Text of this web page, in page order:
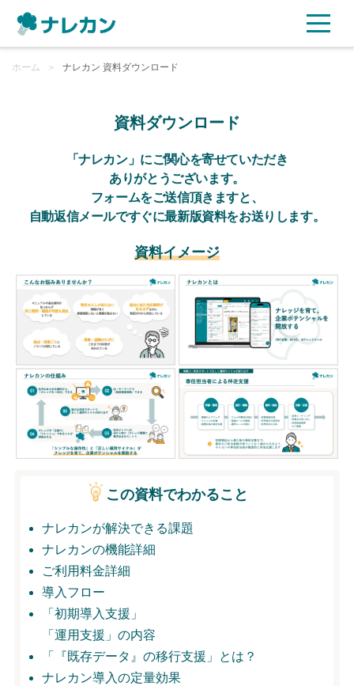
ご利用プラン
ご利用企業様の声
セキュリティ
よくある質問
資料ダウンロード
無料トライアル
ログイン
ホーム ＞ ナレカン 資料ダウンロード
資料ダウンロード
「ナレカン」にご関心を寄せていただき
ありがとうございます。
フォームをご送信頂きますと、
自動返信メールですぐに最新版資料をお送りします。
資料イメージ
この資料でわかること
ナレカンが解決できる課題
ナレカンの機能詳細
ご利用料金詳細
導入フロー
「初期導入支援」
「運用支援」の内容
「『既存データ』の移行支援」とは？
ナレカン導入の定量効果